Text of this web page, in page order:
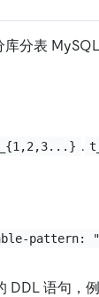
分表
.
pattern:
DDL 语句，